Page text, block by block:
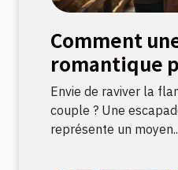
Comment
romantique
la flamme
Envie de raviver la
couple ? Une
représente un